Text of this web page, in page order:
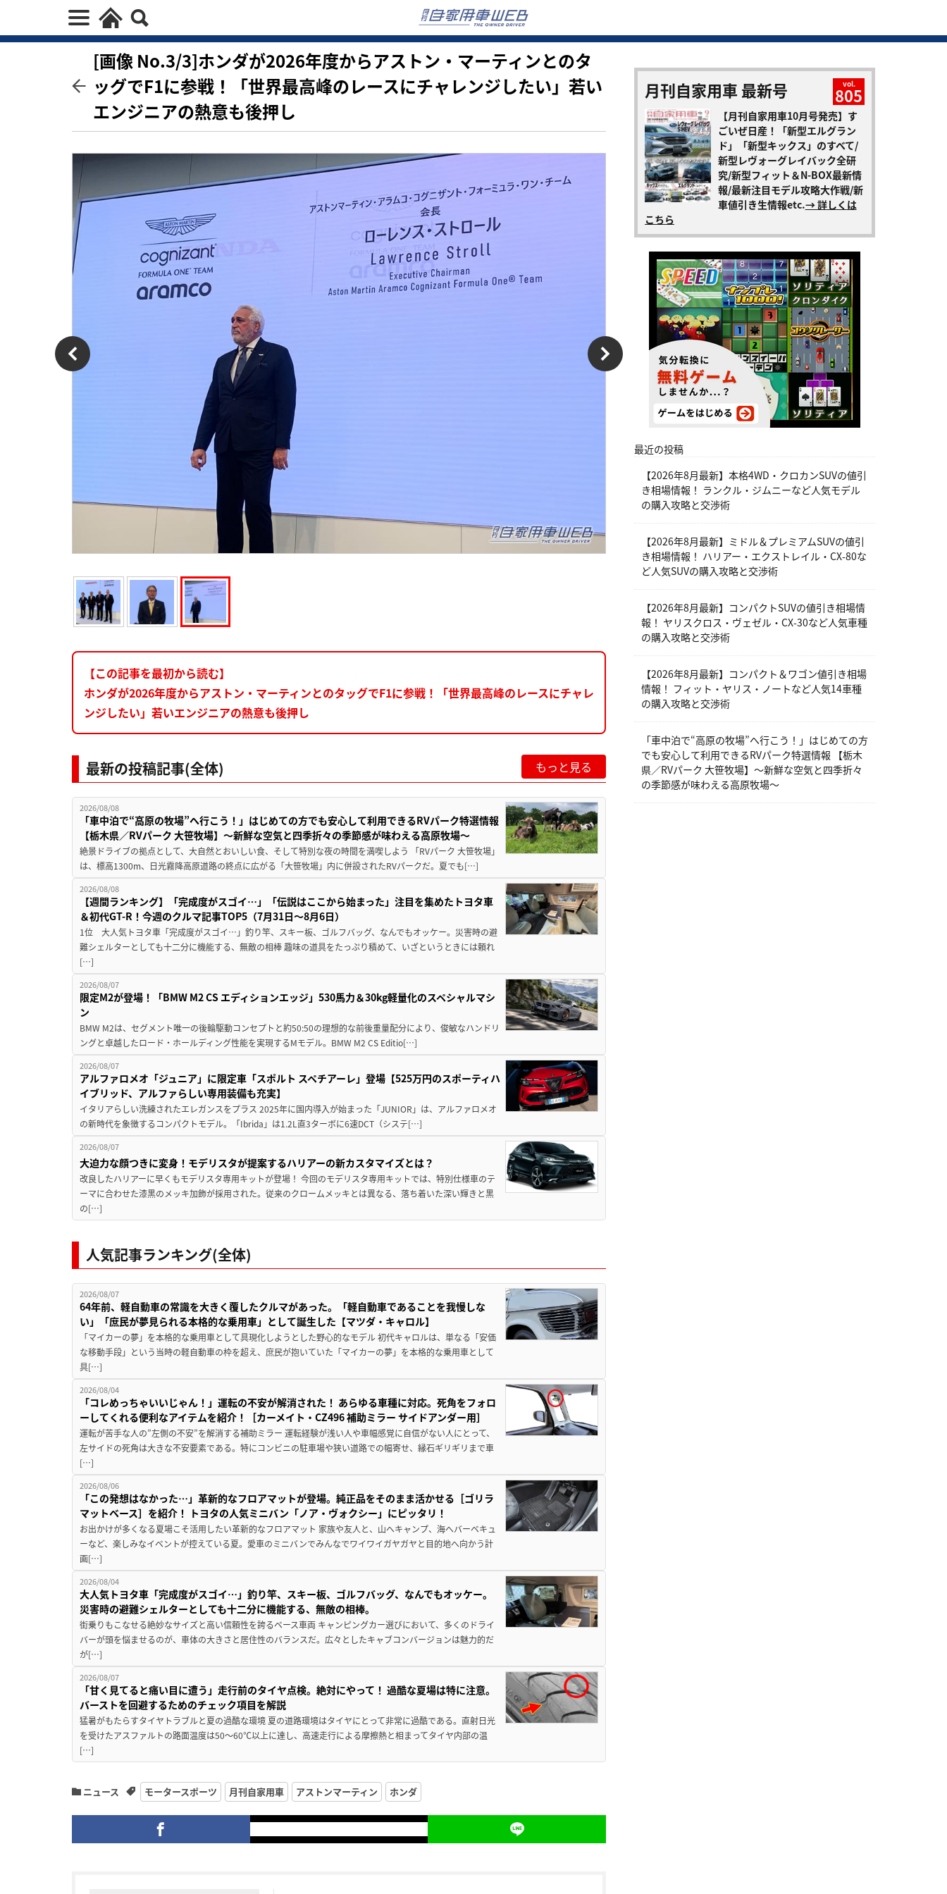
[画像 No.3/3]ホンダが2026年度からアストン・マーティンとのタ
ッグでF1に参戦！「世界最高峰のレースにチャレンジしたい」若い
エンジニアの熱意も後押し
【この記事を最初から読む】
ホンダが2026年度からアストン・マーティンとのタッグでF1に参戦！「世界最高峰のレースにチャレ
ンジしたい」若いエンジニアの熱意も後押し
最新の投稿記事(全体) もっと見る
2026/08/08
「車中泊で“高原の牧場”へ行こう！」はじめての方でも安心して利用できるRVパーク特選情報
【栃木県／RVパーク 大笹牧場】～新鮮な空気と四季折々の季節感が味わえる高原牧場～
絶景ドライブの拠点として、大自然とおいしい食、そして特別な夜の時間を満喫しよう 「RVパーク 大笹牧場」
は、標高1300m、日光霧降高原道路の終点に広がる「大笹牧場」内に併設されたRVパークだ。夏でも[…]
2026/08/08
【週間ランキング】「完成度がスゴイ…」「伝説はここから始まった」注目を集めたトヨタ車
＆初代GT-R！今週のクルマ記事TOP5（7月31日〜8月6日）
1位 大人気トヨタ車「完成度がスゴイ…」釣り竿、スキー板、ゴルフバッグ、なんでもオッケー。災害時の避
難シェルターとしても十二分に機能する、無敵の相棒 趣味の道具をたっぷり積めて、いざというときには頼れ
[…]
2026/08/07
限定M2が登場！「BMW M2 CS エディションエッジ」530馬力＆30kg軽量化のスペシャルマシ
ン
BMW M2は、セグメント唯一の後輪駆動コンセプトと約50:50の理想的な前後重量配分により、俊敏なハンドリ
ングと卓越したロード・ホールディング性能を実現するMモデル。BMW M2 CS Editio[…]
2026/08/07
アルファロメオ「ジュニア」に限定車「スポルト スペチアーレ」登場【525万円のスポーティハ
イブリッド、アルファらしい専用装備も充実】
イタリアらしい洗練されたエレガンスをプラス 2025年に国内導入が始まった「JUNIOR」は、アルファロメオ
の新時代を象徴するコンパクトモデル。「Ibrida」は1.2L直3ターボに6速DCT（システ[…]
2026/08/07
大迫力な顔つきに変身！モデリスタが提案するハリアーの新カスタマイズとは？
改良したハリアーに早くもモデリスタ専用キットが登場！ 今回のモデリスタ専用キットでは、特別仕様車のテ
ーマに合わせた漆黒のメッキ加飾が採用された。従来のクロームメッキとは異なる、落ち着いた深い輝きと黒
の[…]
人気記事ランキング(全体)
2026/08/07
64年前、軽自動車の常識を大きく覆したクルマがあった。「軽自動車であることを我慢しな
い」「庶民が夢見られる本格的な乗用車」として誕生した【マツダ・キャロル】
「マイカーの夢」を本格的な乗用車として具現化しようとした野心的なモデル 初代キャロルは、単なる「安価
な移動手段」という当時の軽自動車の枠を超え、庶民が抱いていた「マイカーの夢」を本格的な乗用車として
具[…]
2026/08/04
「コレめっちゃいいじゃん！」運転の不安が解消された！ あらゆる車種に対応。死角をフォロ
ーしてくれる便利なアイテムを紹介！［カーメイト・CZ496 補助ミラー サイドアンダー用］
運転が苦手な人の”左側の不安”を解消する補助ミラー 運転経験が浅い人や車幅感覚に自信がない人にとって、
左サイドの死角は大きな不安要素である。特にコンビニの駐車場や狭い道路での幅寄せ、縁石ギリギリまで車
[…]
2026/08/06
「この発想はなかった…」革新的なフロアマットが登場。純正品をそのまま活かせる［ゴリラ
マットベース］を紹介！ トヨタの人気ミニバン「ノア・ヴォクシー」にピッタリ！
お出かけが多くなる夏場こそ活用したい革新的なフロアマット 家族や友人と、山へキャンプ、海へバーベキュ
ーなど、楽しみなイベントが控えている夏。愛車のミニバンでみんなでワイワイガヤガヤと目的地へ向かう計
画[…]
2026/08/04
大人気トヨタ車「完成度がスゴイ…」釣り竿、スキー板、ゴルフバッグ、なんでもオッケー。
災害時の避難シェルターとしても十二分に機能する、無敵の相棒。
街乗りもこなせる絶妙なサイズと高い信頼性を誇るベース車両 キャンピングカー選びにおいて、多くのドライ
バーが頭を悩ませるのが、車体の大きさと居住性のバランスだ。広々としたキャブコンバージョンは魅力的だ
が[…]
2026/08/07
「甘く見てると痛い目に遭う」走行前のタイヤ点検。絶対にやって！ 過酷な夏場は特に注意。
バーストを回避するためのチェック項目を解説
猛暑がもたらすタイヤトラブルと夏の過酷な環境 夏の道路環境はタイヤにとって非常に過酷である。直射日光
を受けたアスファルトの路面温度は50〜60℃以上に達し、高速走行による摩擦熱と相まってタイヤ内部の温
[…]
ニュース モータースポーツ 月刊自家用車 アストンマーティン ホンダ
月刊自家用車 最新号 vol.
805
【月刊自家用車10月号発売】す
ごいぜ日産！「新型エルグラン
ド」「新型キックス」のすべて/
新型レヴォーグレイバック全研
究/新型フィット＆N-BOX最新情
報/最新注目モデル攻略大作戦/新
車値引き生情報etc.→ 詳しくは
こちら
最近の投稿
【2026年8月最新】本格4WD・クロカンSUVの値引
き相場情報！ ランクル・ジムニーなど人気モデル
の購入攻略と交渉術
【2026年8月最新】ミドル＆プレミアムSUVの値引
き相場情報！ ハリアー・エクストレイル・CX-80な
ど人気SUVの購入攻略と交渉術
【2026年8月最新】コンパクトSUVの値引き相場情
報！ ヤリスクロス・ヴェゼル・CX-30など人気車種
の購入攻略と交渉術
【2026年8月最新】コンパクト＆ワゴン値引き相場
情報！ フィット・ヤリス・ノートなど人気14車種
の購入攻略と交渉術
「車中泊で“高原の牧場”へ行こう！」はじめての方
でも安心して利用できるRVパーク特選情報 【栃木
県／RVパーク 大笹牧場】～新鮮な空気と四季折々
の季節感が味わえる高原牧場～